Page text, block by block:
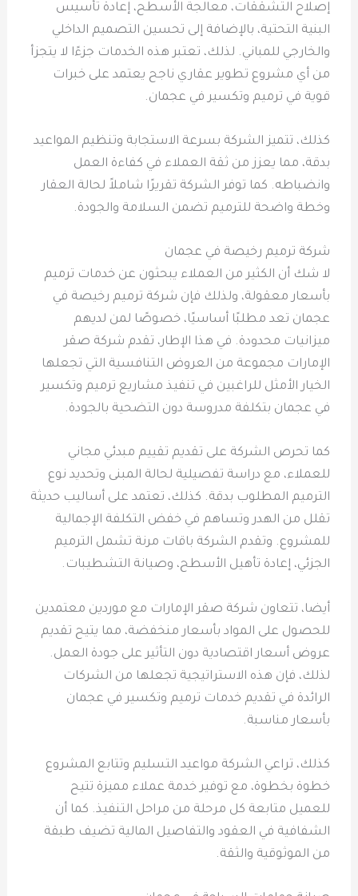
إصلاح التشققات، معالجة الأسطح، إعادة تأسيس
البنية التحتية، بالإضافة إلى تحسين التصميم الداخلي
والخارجي للمباني. لذلك، تعتبر هذه الخدمات جزءًا لا يتجزأ
من أي مشروع تطوير عقاري ناجح يعتمد على خبرات
قوية في ترميم وتكسير في عجمان.
كذلك، تتميز الشركة بسرعة الاستجابة وتنظيم المواعيد
بدقة، مما يعزز من ثقة العملاء في كفاءة العمل
وانضباطه. كما توفر الشركة تقريرًا شاملاً لحالة العقار
وخطة واضحة للترميم تضمن السلامة والجودة.
شركة ترميم رخيصة في عجمان
لا شك أن الكثير من العملاء يبحثون عن خدمات ترميم
بأسعار معقولة، ولذلك فإن شركة ترميم رخيصة في
عجمان تعد مطلبًا أساسيًا، خصوصًا لمن لديهم
ميزانيات محدودة. في هذا الإطار، تقدم شركة صقر
الإمارات مجموعة من العروض التنافسية التي تجعلها
الخيار الأمثل للراغبين في تنفيذ مشاريع ترميم وتكسير
في عجمان بتكلفة مدروسة دون التضحية بالجودة.
كما تحرص الشركة على تقديم تقييم مبدئي مجاني
للعملاء، مع دراسة تفصيلية لحالة المبنى وتحديد نوع
الترميم المطلوب بدقة. كذلك، تعتمد على أساليب حديثة
تقلل من الهدر وتساهم في خفض التكلفة الإجمالية
للمشروع. وتقدم الشركة باقات مرنة تشمل الترميم
الجزئي، إعادة تأهيل الأسطح، وصيانة التشطيبات.
أيضا، تتعاون شركة صقر الإمارات مع موردين معتمدين
للحصول على المواد بأسعار منخفضة، مما يتيح تقديم
عروض أسعار اقتصادية دون التأثير على جودة العمل.
لذلك، فإن هذه الاستراتيجية تجعلها من الشركات
الرائدة في تقديم خدمات ترميم وتكسير في عجمان
بأسعار مناسبة.
كذلك، تراعي الشركة مواعيد التسليم وتتابع المشروع
خطوة بخطوة، مع توفير خدمة عملاء مميزة تتيح
للعميل متابعة كل مرحلة من مراحل التنفيذ. كما أن
الشفافية في العقود والتفاصيل المالية تضيف طبقة
من الموثوقية والثقة.